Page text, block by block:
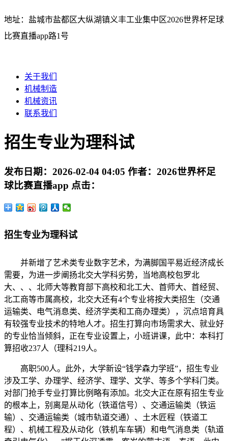
地址：盐城市盐都区大纵湖镇义丰工业集中区2026世界杯足球
比赛直播app路1号
关于我们
机械制造
机械资讯
联系我们
招生专业为理科试
发布日期： 2026-02-04 04:05 作者： 2026世界杯足
球比赛直播app 点击：
招生专业为理科试
并新增了艺术类专业数字艺术，为满脚国平易近经济成长
需要，为进一步阐扬北交大学科劣势，当地高校包罗北
大、、、北师大等教育部下高校和北工大、首师大、首经贸、
北工商等市属高校，北交大还有4个专业将按大类招生（交通
运输类、电气消息类、经济学类和工商办理类），沉点培育具
有较强专业技术的特地人才。招生打算向市场需求大、就业好
的专业恰当倾斜，正在专业设置上，小班讲课，此中：本科打
算招收237人（理科219人。
高职500人。此外，大学新设“钱学森力学班”，招生专业
涉及工学、办理学、经济学、理学、文学、等多个学科门类。
对部门抢手专业打算比例略有添加。北交大正在原有招生专业
的根本上，别离是从动化（铁道信号）、交通运输类（铁运
输）、交通运输类（城市轨道交通）、土木匠程（铁道工
程）、机械工程及从动化（铁机车车辆）和电气消息类（轨道